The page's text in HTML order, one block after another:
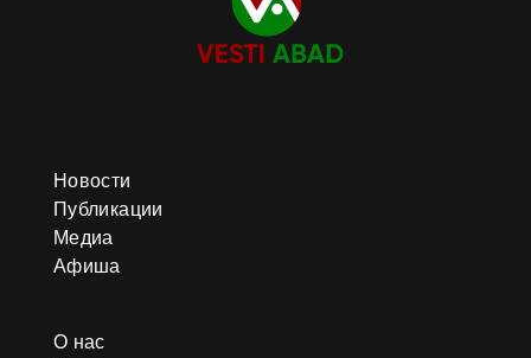
Новости
Публикации
Медиа
Афиша
О нас